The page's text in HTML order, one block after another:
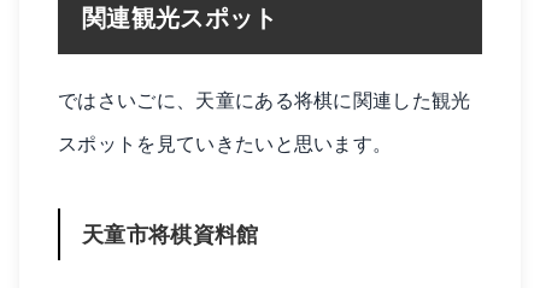
関連観光スポット
ではさいごに、天童にある将棋に関連した観光
スポットを見ていきたいと思います。
天童市将棋資料館